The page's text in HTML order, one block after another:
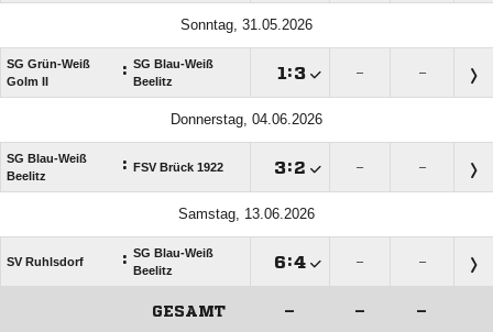
Sonntag, 31.05.2026
SG Grün-Weiß
Golm II
: SG Blau-Weiß
Beelitz
 : – –
Donnerstag, 04.06.2026
SG Blau-Weiß
Beelitz
: FSV Brück 1922 : – –
Samstag, 13.06.2026
SV Ruhlsdorf : SG Blau-Weiß
Beelitz
: – –
GESAMT – – –